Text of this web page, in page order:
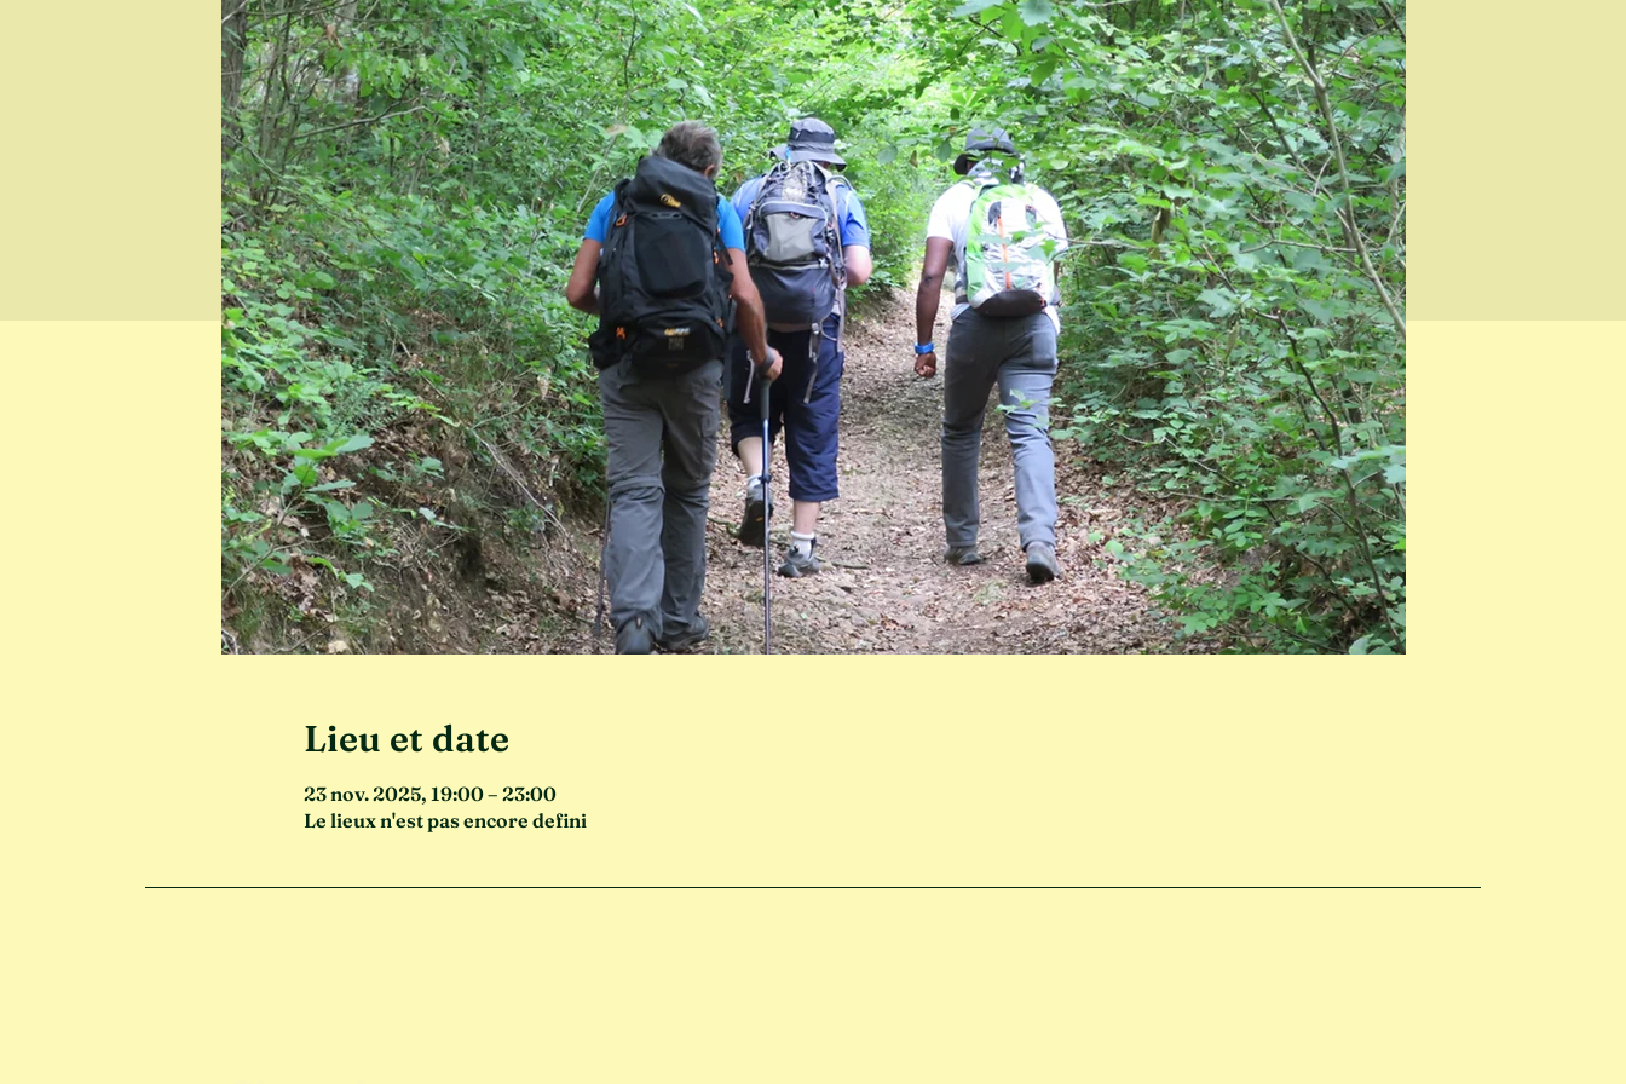
Lieu et date
23 nov. 2025, 19:00 – 23:00
Le lieux n'est pas encore defini